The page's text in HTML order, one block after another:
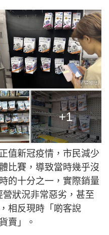
+1
值新冠疫情，市民減少
比賽，導致當時幾乎沒
的十分之一，實際銷量
狀況非常惡劣，甚至
相反現時「啲客誽
賣」。